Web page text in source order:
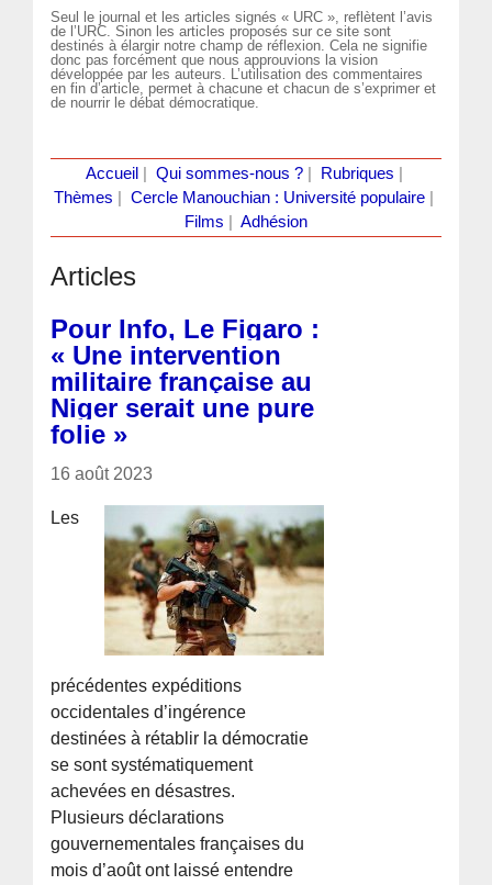
Seul le journal et les articles signés « URC », reflètent l’avis
de l’URC. Sinon les articles proposés sur ce site sont
destinés à élargir notre champ de réflexion. Cela ne signifie
donc pas forcément que nous approuvions la vision
développée par les auteurs. L’utilisation des commentaires
en fin d’article, permet à chacune et chacun de s’exprimer et
de nourrir le débat démocratique.
Accueil Qui sommes-nous ?| Rubriques
Thèmes
Cercle Manouchian : Université populaire
Films
Adhésion
Articles
Pour Info, Le Figaro :
« Une intervention
militaire française au
Niger serait une pure
folie »
16 août 2023
Les
précédentes expéditions
occidentales d’ingérence
destinées à rétablir la démocratie
se sont systématiquement
achevées en désastres.
Plusieurs déclarations
gouvernementales françaises du
mois d’août ont laissé entendre